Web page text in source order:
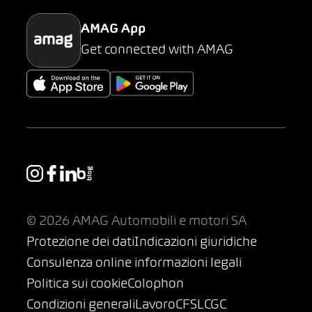
AMAG App
Get connected with AMAG
© 2026 AMAG Automobili e motori SA
Protezione dei datiIndicazioni giuridiche
Consulenza online informazioni legali
Politica sui cookieColophon
Condizioni generaliLavoroCFSLCGC